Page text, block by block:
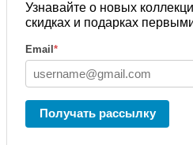
Узнавайте о новых
скидках и подарках
Email *
Получать рассылку